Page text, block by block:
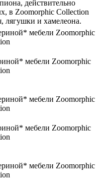
действительно
в Zoomorphic Collection
лягушки и хамелеона.
мебели Zoomorphic
мебели Zoomorphic